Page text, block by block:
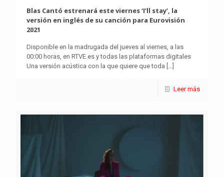
Blas Cantó estrenará este viernes ‘I’ll stay’, la
versión en inglés de su canción para Eurovisión
2021
Disponible en la madrugada del jueves al viernes, a las
00:00 horas, en RTVE.es y todas las plataformas digitales
Una versión acústica con la que quiere que toda
Leer más